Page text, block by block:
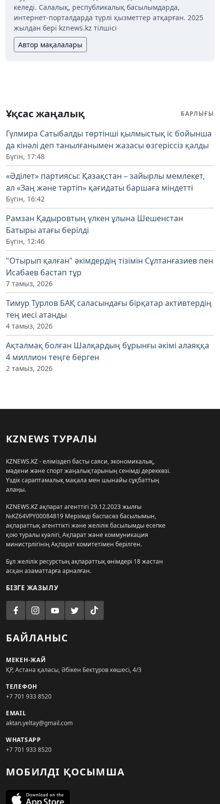
келеді. Салалық, республикалық басылымдарда,
интернет-порталдарда түрлі қызметтер атқарған. 2025
жылдан бері kznews.kz тілшісі
Автор мақалалары
Ұқсас жаңалық БАРЛЫҒЫ
Гүлмира Сатыбалды төртінші қылмыстық іс бойынша
да кінәлі деп танылғанымен жазасы өзгеріссіз қалды
Бүгін, 17:48
«Әділет» партиясы: Қазақстан – зайырлы мемлекет,
ал «Заң және тәртіп» қағидаты баршаға міндетті
Бүгін, 16:42
Рамзан Қадыровтың үлкен ұлына Шешенстан
Батыры атағы берілді
Бүгін, 12:46
"Отырып қалған" әкімдердің тізімін Сұлтанғазиев пен
Исабаев бастап тұр
7 тамыз, 2026
Тимур Турлов БАҚ саласындағы бірқатар активтердің
тең иесі атанды
4 тамыз, 2026
Ақталмақ болған Шалқардың бұрынғы әкімі алаяққа
4 миллион теңге берген
2 тамыз, 2026
KZNEWS ТУРАЛЫ
KZNEWS.KZ - еліміздегі басты саяси, экономикалық,
мәдени және спорт жаңалықтарының сенімді дереккөзі.
Үздік сараптамалық мақала мен шынайы сұқбаттың
алаңы.
KZNEWS.KZ ақпарат агенттігі 29.12.2023 жылғы
№KZ64VPY00084819 Мерзімді баспасөз басылымын,
ақпараттық агенттікті және желілік басылымды есепке
қою туралы куәлігі, Ақпарат және коммуникация
министрлігінің Ақпарат комитетімен берілген.
Бұл желілік ресурстың ақпараттық өнімдері 18 жастан
асқан азаматтарға арналған.
БІЗГЕ ЖАЗЫЛУ
БАЙЛАНЫС
МЕКЕН-ЖАЙ
ҚР, Астана қаласы, Әбікен Бектұров көшесі, 4/3
ТЕЛЕФОН
+7 701 933 8520
EMAIL
aktan.yeltay@gmail.com
WHATSAPP
+7 701 933 8520
МОБИЛДІ ҚОСЫМША